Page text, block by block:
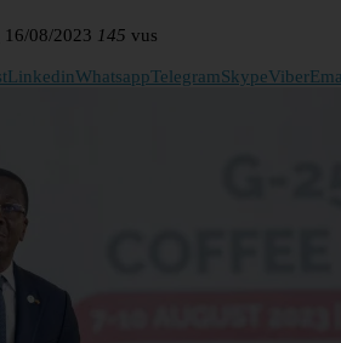
16/08/2023 145 vus
LinkedinWhatsappTelegramSkypeViber